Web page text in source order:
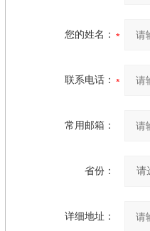
您的姓名：
联系电话：
常用邮箱：
省份：
详细地址：